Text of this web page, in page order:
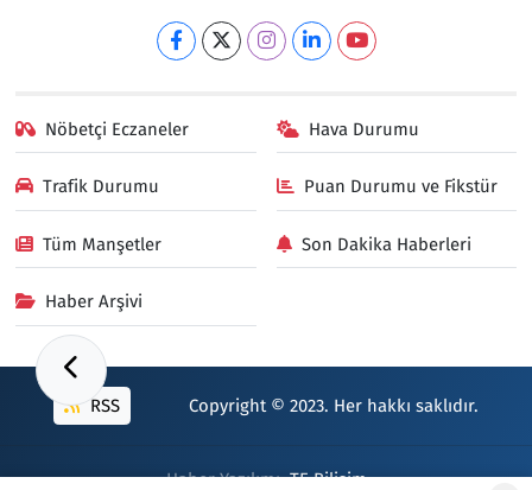
Nöbetçi Eczaneler Hava Durumu
Trafik Durumu Puan Durumu ve Fikstür
Tüm Manşetler Son Dakika Haberleri
Haber Arşivi
RSS Copyright © 2023. Her hakkı saklıdır.
Haber Yazılımı:TE Bilişim